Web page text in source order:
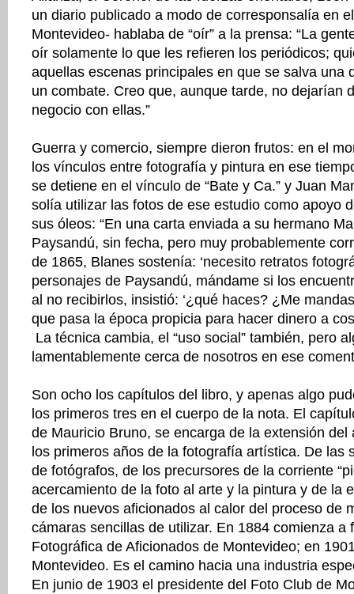
un diario publicado a modo de corresponsalía en
Montevideo- hablaba de “oír” a la prensa: “La
oír solamente lo que les refieren los periódicos;
aquellas escenas principales en que se salva una
un combate. Creo que, aunque tarde, no dejarían
negocio con ellas.”
Guerra y comercio, siempre dieron frutos: en el
los vínculos entre fotografía y pintura en ese
se detiene en el vínculo de “Bate y Ca.” y Juan
solía utilizar las fotos de ese estudio como apoyo
sus óleos: “En una carta enviada a su hermano
Paysandú, sin fecha, pero muy probablemente
de 1865, Blanes sostenía: ‘necesito retratos
personajes de Paysandú, mándame si los
al no recibirlos, insistió: ‘¿qué haces? ¿Me
que pasa la época propicia para hacer dinero a
La técnica cambia, el “uso social” también, pero
lamentablemente cerca de nosotros en ese
Son ocho los capítulos del libro, y apenas algo
los primeros tres en el cuerpo de la nota. El
de Mauricio Bruno, se encarga de la extensión del
los primeros años de la fotografía artística. De las
de fotógrafos, de los precursores de la corriente
acercamiento de la foto al arte y la pintura y de la
de los nuevos aficionados al calor del proceso de
cámaras sencillas de utilizar. En 1884 comienza a
Fotográfica de Aficionados de Montevideo; en
Montevideo. Es el camino hacia una industria
En junio de 1903 el presidente del Foto Club de